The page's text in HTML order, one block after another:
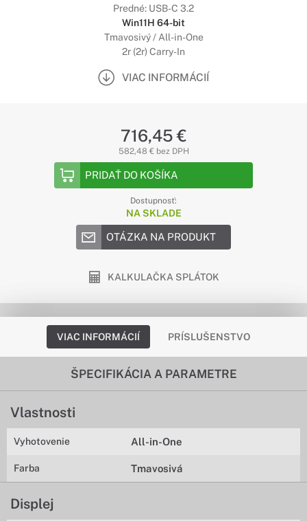
Predné: USB-C 3.2
Win11H 64-bit
Tmavosivý / All-in-One
2r (2r) Carry-In
VIAC INFORMÁCIÍ
716,45 €
582,48 € bez DPH
PRIDAŤ DO KOŠÍKA
Dostupnosť:
NA SKLADE
OTÁZKA NA PRODUKT
KALKULAČKA SPLÁTOK
VIAC INFORMÁCIÍ PRÍSLUŠENSTVO
ŠPECIFIKÁCIA A PARAMETRE
Vlastnosti
Vyhotovenie All-in-One
Farba Tmavosivá
Displej